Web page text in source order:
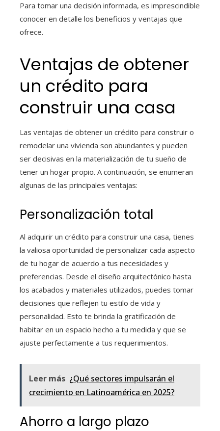
Para tomar una decisión informada, es imprescindible
conocer en detalle los beneficios y ventajas que
ofrece.
Ventajas de obtener
un crédito para
construir una casa
Las ventajas de obtener un crédito para construir o
remodelar una vivienda son abundantes y pueden
ser decisivas en la materialización de tu sueño de
tener un hogar propio. A continuación, se enumeran
algunas de las principales ventajas:
Personalización total
Al adquirir un crédito para construir una casa, tienes
la valiosa oportunidad de personalizar cada aspecto
de tu hogar de acuerdo a tus necesidades y
preferencias. Desde el diseño arquitectónico hasta
los acabados y materiales utilizados, puedes tomar
decisiones que reflejen tu estilo de vida y
personalidad. Esto te brinda la gratificación de
habitar en un espacio hecho a tu medida y que se
ajuste perfectamente a tus requerimientos.
Leer más ¿Qué sectores impulsarán el
crecimiento en Latinoamérica en 2025?
Ahorro a largo plazo